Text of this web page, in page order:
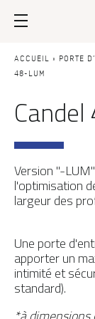
Nos
Porte
Porte de
Porte
Porte
Portes
Portes
Conseils
Savoir-
Design
LES ATOUTS
Usage
Fiscalité
L'ENTRETIEN
ACCUEIL » PORTE
48-LUM
Version "-
l'optimisation
largeur des
Une porte
apporter un
intimité et
standard).